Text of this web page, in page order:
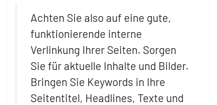
Achten Sie also auf eine gute,
funktionierende interne
Verlinkung Ihrer Seiten. Sorgen
Sie für aktuelle Inhalte und Bilder.
Bringen Sie Keywords in Ihre
Seitentitel, Headlines, Texte und